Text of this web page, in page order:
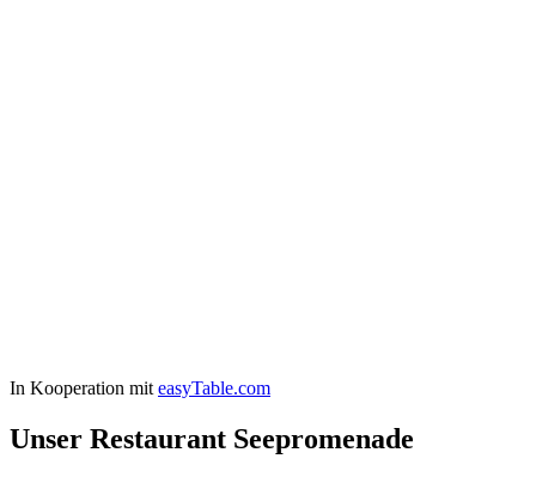
In Kooperation mit easyTable.com
Unser Restaurant Seepromenade